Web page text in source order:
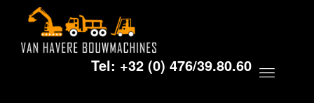
Tel: +32 (0) 476/39.80.60
Toggle